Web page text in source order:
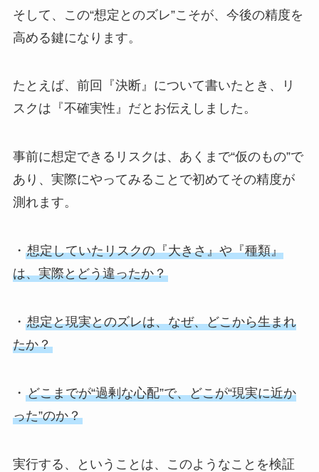
そして、この“想定とのズレ”こそが、今後の精度を
高める鍵になります。
たとえば、前回『決断』について書いたとき、リ
スクは『不確実性』だとお伝えしました。
事前に想定できるリスクは、あくまで“仮のもの”で
あり、実際にやってみることで初めてその精度が
測れます。
・ 想定していたリスクの『大きさ』や『種類』
は、実際とどう違ったか？
・ 想定と現実とのズレは、なぜ、どこから生まれ
たか？
・ どこまでが“過剰な心配”で、どこが“現実に近か
った”のか？
実行する、ということは、このようなことを検証